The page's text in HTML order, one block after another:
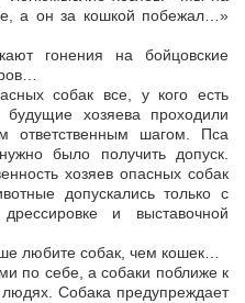
а он за кошкой побежал…»
гонения на бойцовские
собак все, у кого есть
хозяева проходили
ответственным шагом. Пса
было получить допуск.
хозяев опасных собак
допускались только с
и выставочной
любите собак, чем кошек…
по себе, а собаки поближе к
Собака предупреждает